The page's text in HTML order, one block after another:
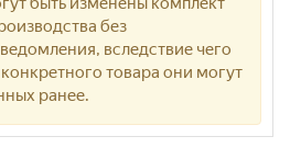
без
вследствие чего
товара они могут
ранее.